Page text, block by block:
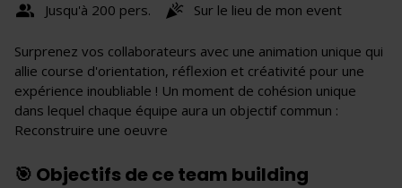
Jusqu'à 200 pers.
Sur le lieu de mon event
Surprenez vos collaborateurs avec une animation unique qui
allie course d'orientation, réflexion et créativité pour une
expérience inoubliable ! Un moment de cohésion unique
dans lequel chaque équipe aura un objectif commun :
Reconstruire une oeuvre
🎯 Objectifs de ce team building